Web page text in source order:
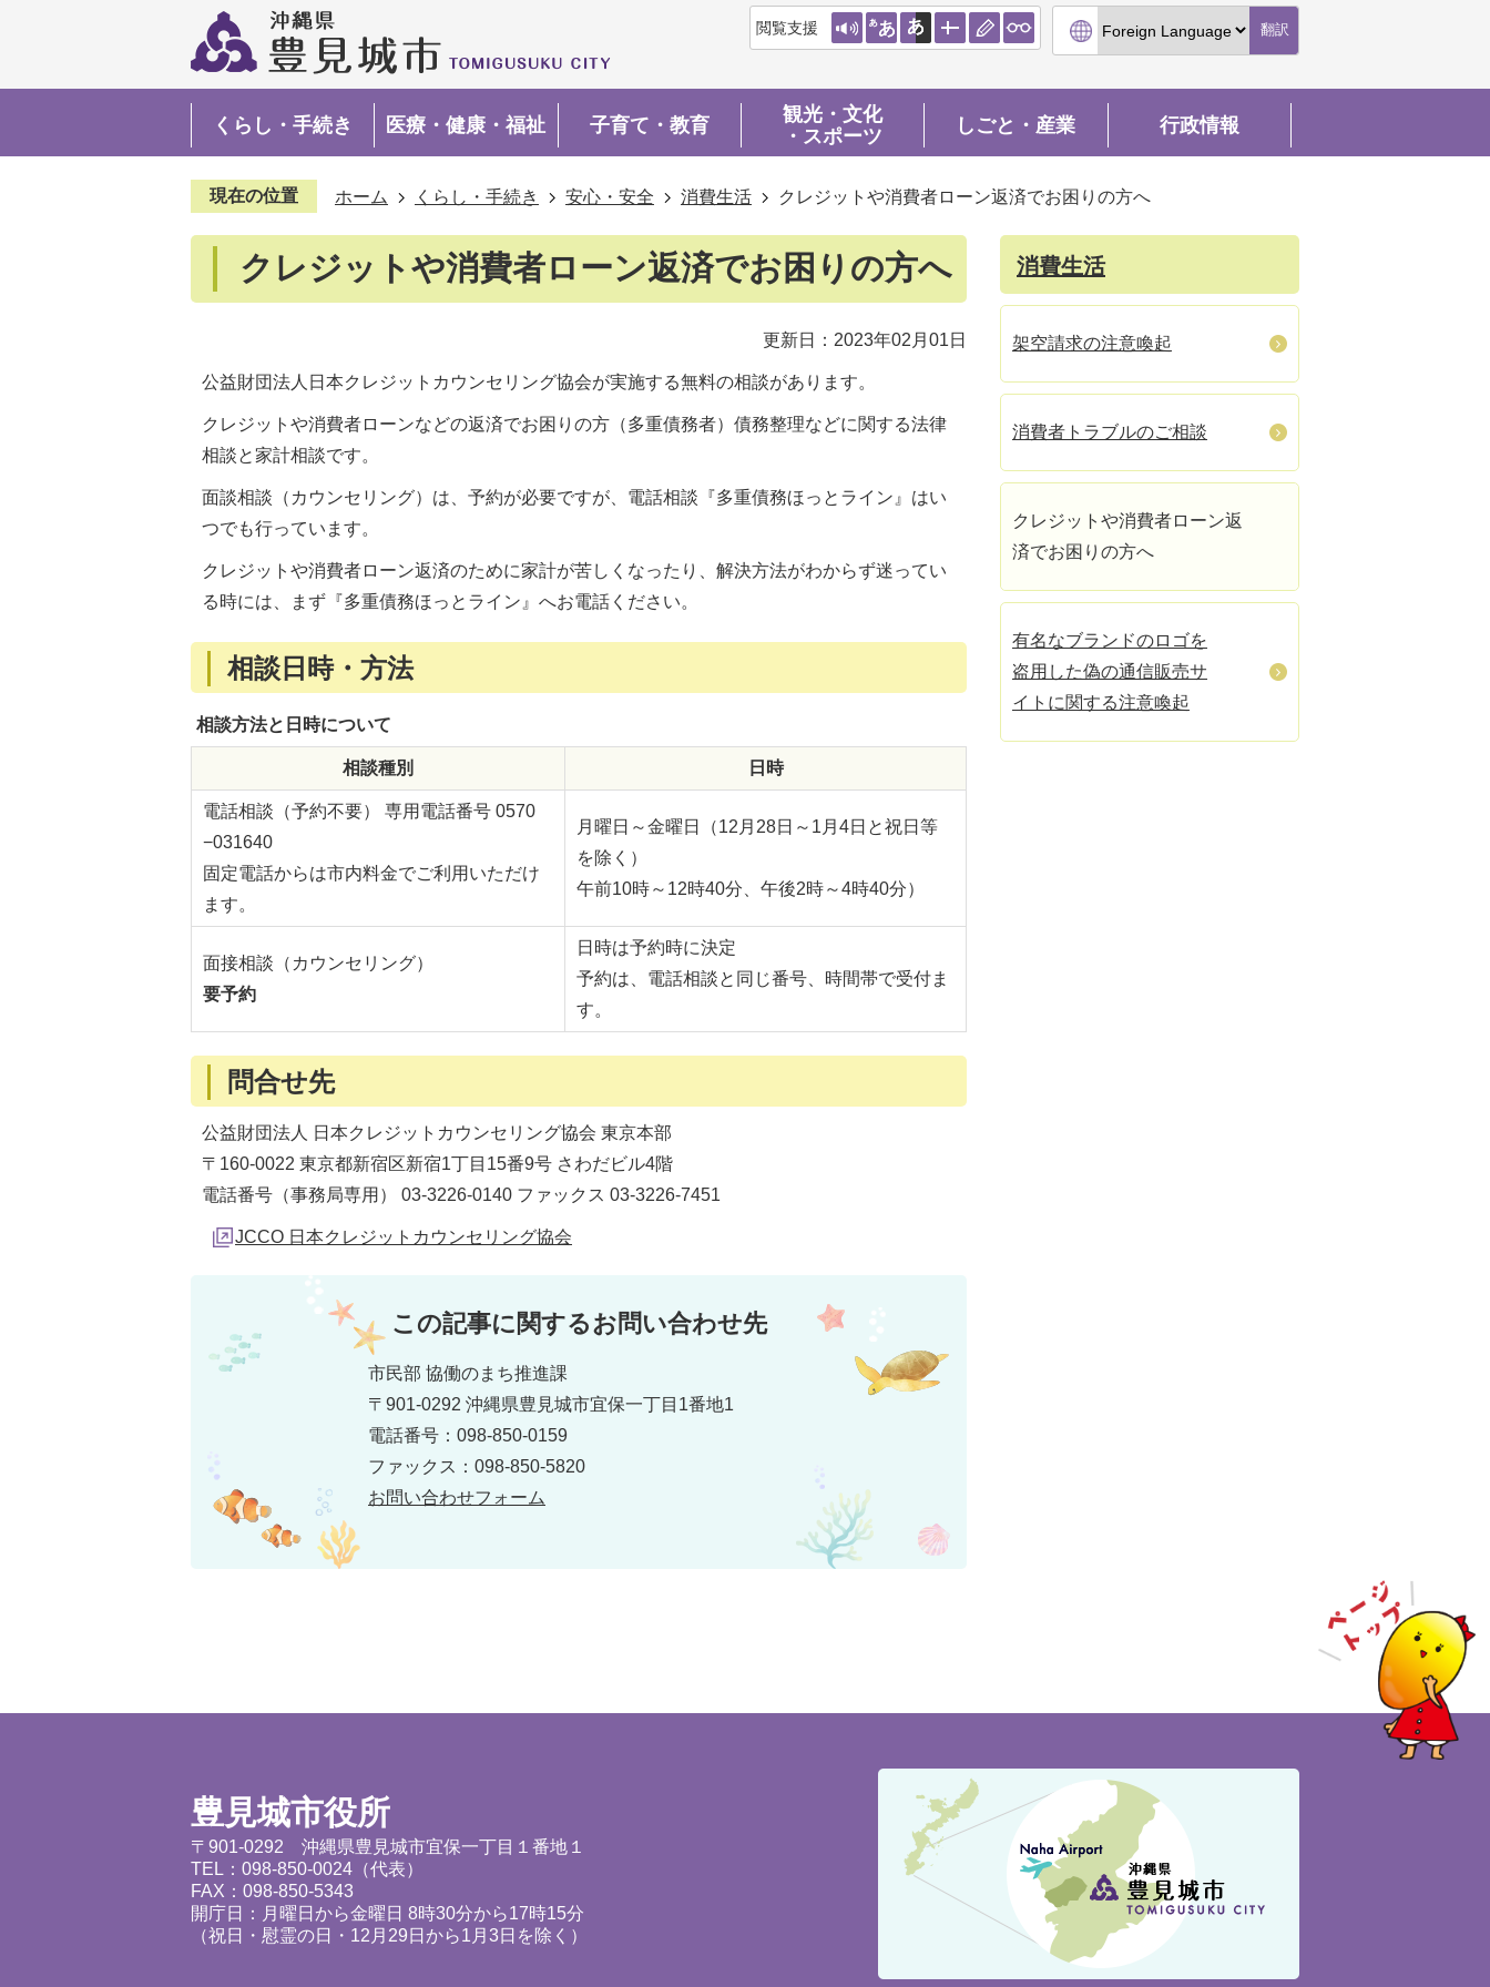
閲覧支援 翻訳
くらし・手続き 医療・健康・福祉 子育て・教育
観光・文化
・スポーツ
しごと・産業 行政情報
現在の位置 ホーム くらし・手続き 安心・安全 消費生活 クレジットや消費者ローン返済でお困りの方へ
クレジットや消費者ローン返済でお困りの方へ
更新日：2023年02月01日
公益財団法人日本クレジットカウンセリング協会が実施する無料の相談があります。
クレジットや消費者ローンなどの返済でお困りの方（多重債務者）債務整理などに関する法律
相談と家計相談です。
面談相談（カウンセリング）は、予約が必要ですが、電話相談『多重債務ほっとライン』はい
つでも行っています。
クレジットや消費者ローン返済のために家計が苦しくなったり、解決方法がわからず迷ってい
る時には、まず『多重債務ほっとライン』へお電話ください。
相談日時・方法
相談方法と日時について
相談種別 日時
電話相談（予約不要） 専用電話番号 0570
−031640
固定電話からは市内料金でご利用いただけ
ます。
月曜日～金曜日（12月28日～1月4日と祝日等
を除く）
午前10時～12時40分、午後2時～4時40分）
面接相談（カウンセリング）
要予約
日時は予約時に決定
予約は、電話相談と同じ番号、時間帯で受付ま
す。
問合せ先
公益財団法人 日本クレジットカウンセリング協会 東京本部
〒160-0022 東京都新宿区新宿1丁目15番9号 さわだビル4階
電話番号（事務局専用） 03-3226-0140 ファックス 03-3226-7451
JCCO 日本クレジットカウンセリング協会
この記事に関するお問い合わせ先
市民部 協働のまち推進課
〒901-0292 沖縄県豊見城市宜保一丁目1番地1
電話番号：098-850-0159
ファックス：098-850-5820
お問い合わせフォーム
消費生活
架空請求の注意喚起
消費者トラブルのご相談
クレジットや消費者ローン返
済でお困りの方へ
有名なブランドのロゴを
盗用した偽の通信販売サ
イトに関する注意喚起
豊見城市役所
〒901-0292 沖縄県豊見城市宜保一丁目１番地１
TEL：098-850-0024（代表）
FAX：098-850-5343
開庁日：月曜日から金曜日 8時30分から17時15分
（祝日・慰霊の日・12月29日から1月3日を除く）